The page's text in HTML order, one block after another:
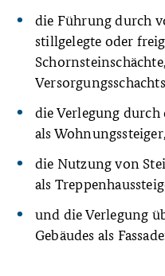
die Führung durch
stillgelegte oder
die Verlegung
als Wohnungssteiger,
die Nutzung von
als
und die Verlegung
Gebäudes als